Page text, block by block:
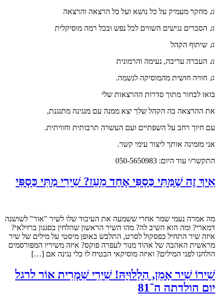
♫ מחקר מעמיק על כל נושא ועל כל הרצאה והרצאה
♫ הסברים נגישים השווים לכל נפש ובכל רמה מוסיקלית
♫ שיתוף הקהל
♫ העברה עריבה, נעימה והרמונית
♫ חוויה חושית מהמוסיקה לנשמה.
בואו לבחור מתוך סדרות ההרצאות שלי
את ההרצאה בה הקהל שלך יצא ממנה עם מנגינה מתנגנת,
עם חיוך רחב על השפתיים ועם העשרה תרבותית וחוויתית.
אני מזמינה אותך ליצור עימי קשר.
התקשר/י עוד היום: 050-5650983
אֵיךְ זֶה שֶׁמַּתִּי כַּסְפִּי אֶחָד מֵעֵז? שִׁירֵי מַתִּי כַּסְפִּי
מה אמרה נעמי שמר אחרי ששמעה את העיבוד שלו לשיר "אור" לשושנה
דמארי? ומה הוא השיב לה? מהו השיר הראשון שהלחין בסגנון ברזילאי?
איזה שיר התחיל כפסקול לסרט, התלבש באופן מיסטי על מילים של שיר
מראשית האהבה של אהוד מנור לעפרה פוקס? איזה משיריו המפורסמים
הולחנו לפני המילים? ואיזה מוסיקאי הבטיח לו כלי נגינה אם […]
שִׁירוֹ שִׁיר אָמֵן, הַלְלוּיָהּ! שִׁירֵי שִׁמְרִית אוֹר לרגל
יום הולדתה ה־81